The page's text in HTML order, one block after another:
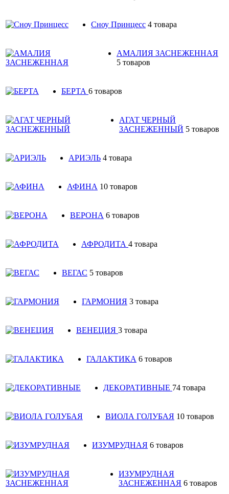
Сноу Принцесс 4 товара
АМАЛИЯ ЗАСНЕЖЕННАЯ
5 товаров
БЕРТА 6 товаров
АГАТ ЧЕРНЫЙ
ЗАСНЕЖЕННЫЙ 5 товаров
АРИЭЛЬ 4 товара
АФИНА 10 товаров
ВЕРОНА 6 товаров
АФРОДИТА 4 товара
ВЕГАС 5 товаров
ГАРМОНИЯ 3 товара
ВЕНЕЦИЯ 3 товара
ГАЛАКТИКА 6 товаров
ДЕКОРАТИВНЫЕ 74 товара
ВИОЛА ГОЛУБАЯ 10 товаров
ИЗУМРУДНАЯ 6 товаров
ИЗУМРУДНАЯ
ЗАСНЕЖЕННАЯ 6 товаров